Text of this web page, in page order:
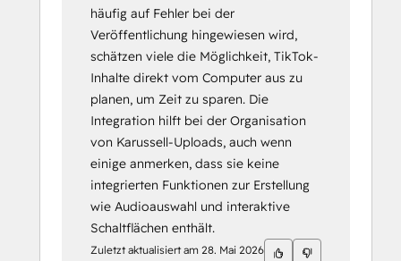
häufig auf Fehler bei der
Veröffentlichung hingewiesen wird,
schätzen viele die Möglichkeit, TikTok-
Inhalte direkt vom Computer aus zu
planen, um Zeit zu sparen. Die
Integration hilft bei der Organisation
von Karussell-Uploads, auch wenn
einige anmerken, dass sie keine
integrierten Funktionen zur Erstellung
wie Audioauswahl und interaktive
Schaltflächen enthält.
Zuletzt aktualisiert am 28. Mai 2026